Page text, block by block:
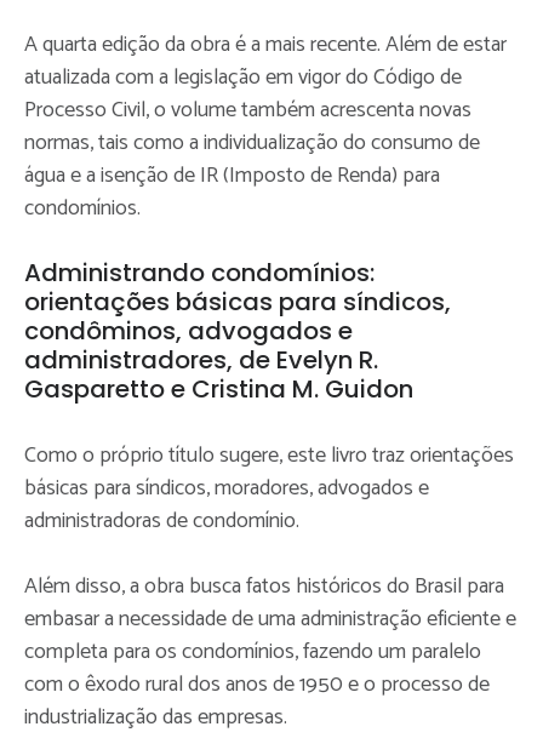
A quarta edição da obra é a mais recente. Além de estar
atualizada com a legislação em vigor do Código de
Processo Civil, o volume também acrescenta novas
normas, tais como a individualização do consumo de
água e a isenção de IR (Imposto de Renda) para
condomínios.
Administrando condomínios:
orientações básicas para síndicos,
condôminos, advogados e
administradores, de Evelyn R.
Gasparetto e Cristina M. Guidon
Como o próprio título sugere, este livro traz orientações
básicas para síndicos, moradores, advogados e
administradoras de condomínio.
Além disso, a obra busca fatos históricos do Brasil para
embasar a necessidade de uma administração eficiente e
completa para os condomínios, fazendo um paralelo
com o êxodo rural dos anos de 1950 e o processo de
industrialização das empresas.